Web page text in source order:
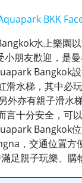
BKK
水上樂園
朋友歡迎，是
Bangkok
滑水梯，其中必
外亦有親子滑水
言十分安全，可
Bangkok
，交通位置方
足親子玩樂、購